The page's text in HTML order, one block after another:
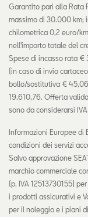
Garantito pari alla Rata
massimo di 30.000 km;
chilometrica 0,2 euro/
nell'importo totale del
Spese di incasso rata €
(in caso di invio
bollo/sostitutiva €
19.610,76. Offerta
sono da considerarsi
Informazioni Europee
condizioni dei servizi
Salvo approvazione
marchio commerciale
(p. IVA 12513730155)
i prodotti assicurativi e
per il noleggio e i piani